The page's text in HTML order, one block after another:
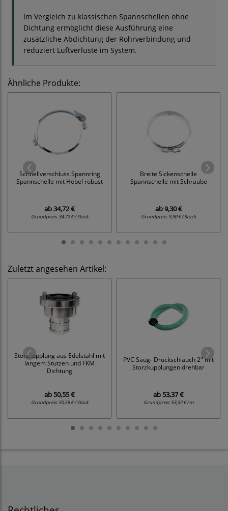
Im Vergleich zu klassischen Spannschellen ohne
Dichtung ermöglicht diese Ausführung eine
zusätzliche Abdichtung der Rohrverbindung und
reduziert Luftverluste im System.
Ähnliche Produkte:
Schnellverschluss Spannring
Spannschelle mit Hebel robust
ab34,72 €
Grundpreis:34,72 € / Stück
Breite Sickenschelle
Spannschelle mit Schraube
ab9,30 €
Grundpreis:9,30 € / Stück
Zuletzt angesehen Artikel:
Storzkupplung aus Edelstahl mit
langem Stutzen und FKM
Dichtung
ab 50,55 €
Grundpreis:50,55 € / Stück
PVC Saug- Druckschlauch 2" mit
Storzkupplungen drehbar
ab 53,37 €
Grundpreis:53,37 € / m